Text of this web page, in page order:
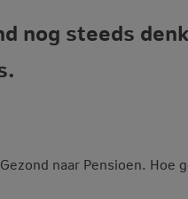
nog steeds
naar Pensioen. Hoe